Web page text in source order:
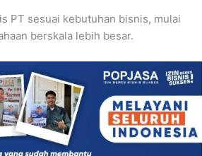
PT sesuai kebutuhan bisnis, mulai
berskala lebih besar.